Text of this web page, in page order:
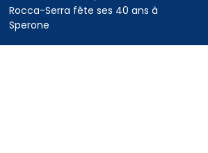
Rocca-Serra fête ses 40 ans à
Sperone